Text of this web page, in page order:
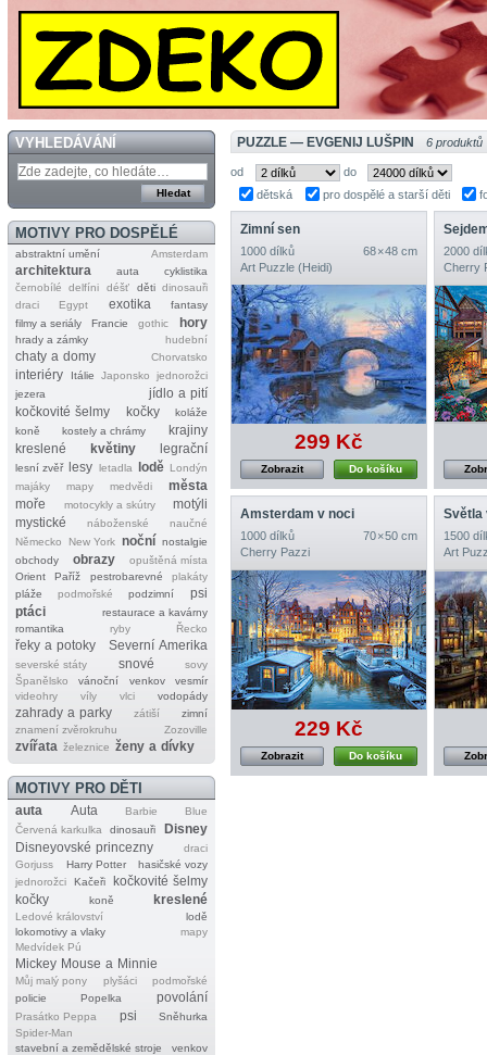
VYHLEDÁVÁNÍ
MOTIVY PRO DOSPĚLÉ
abstraktní umění Amsterdam
architektura auta
cyklistika
černobílé
delfíni déšť děti dinosauři
draci
Egypt exotika
fantasy
filmy a seriály
Francie gothic hory
hrady a zámky hudební
chaty a domy Chorvatsko
interiéry Itálie Japonsko
jednorožci
jezera
jídlo a pití
kočkovité šelmy
kočky
koláže
koně
kostely a chrámy
krajiny
kreslené
květiny legrační
lesní zvěř lesy letadla lodě Londýn
majáky
mapy medvědi
města
moře
motocykly a skútry
motýli
mystické
náboženské
naučné
Německo
New York noční nostalgie
obchody
obrazy
opuštěná místa
Orient
Paříž pestrobarevné
plakáty
pláže
podmořské podzimní
psi
ptáci
restaurace a kavárny
romantika
ryby Řecko
řeky a potoky Severní Amerika
severské státy snové
sovy
Španělsko
vánoční venkov
vesmír
videohry
víly vlci vodopády
zahrady a parky zátiší
zimní
znamení zvěrokruhu
Zozoville
zvířata železnice ženy a dívky
MOTIVY PRO DĚTI
auta Auta Barbie
Blue
Červená karkulka
dinosauři
Disney
Disneyovské princezny
draci
Gorjuss
Harry Potter
hasičské vozy
jednorožci
Kačeři
kočkovité šelmy
kočky
koně kreslené
Ledové království
lodě
lokomotivy a vlaky
mapy
Medvídek Pú
Mickey Mouse a Minnie
Můj malý pony plyšáci
podmořské
policie
Popelka povolání
Prasátko Peppa psi
Sněhurka
Spider‐Man
stavební a zemědělské stroje
venkov
PUZZLE — EVGENIJ LUŠPIN 6 produktů
od
do
dětská
pro dospělé a starší děti
Zimní sen
1000 dílků
68 × 48 cm
Art Puzzle (Heidi)
299 Kč
Do košíku
Zobrazit
2000
Cherry
Amsterdam v noci
1000 dílků
70 × 50 cm
Cherry Pazzi
229 Kč
Do košíku
Zobrazit
Světla
1500
Art